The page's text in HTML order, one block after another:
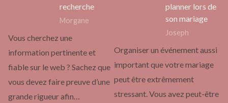
recherche
Morgane
Vous cherchez une
information pertinente et
fiable sur le web ? Sachez que
vous devez faire preuve d’une
grande rigueur afin…
planner lors de
son mariage
Joseph
Organiser un événement aussi
important que votre mariage
peut être extrêmement
stressant. Vous avez peut-être